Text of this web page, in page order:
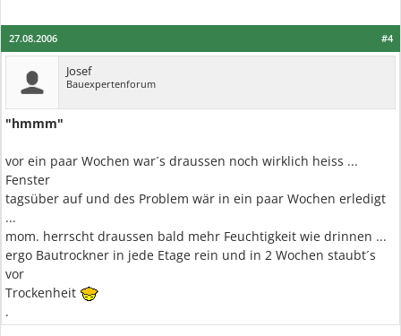
#4
27.08.2006
Josef
Bauexpertenforum
"hmmm"
vor ein paar Wochen war´s draussen noch wirklich heiss ...
Fenster
tagsüber auf und des Problem wär in ein paar Wochen erledigt
...
mom. herrscht draussen bald mehr Feuchtigkeit wie drinnen ...
ergo Bautrockner in jede Etage rein und in 2 Wochen staubt´s
vor
Trockenheit
.